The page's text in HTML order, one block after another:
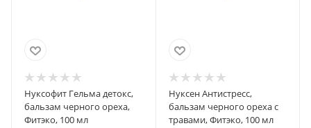
Нуксофит Гельма детокс,
бальзам черного ореха,
Фитэко, 100 мл
Нуксен Антистресс,
бальзам черного ореха с
травами, Фитэко, 100 мл